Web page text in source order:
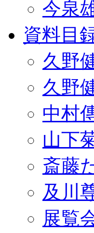
今泉
資料目
久野
久野
中村
山下
斎藤
及川
展覧